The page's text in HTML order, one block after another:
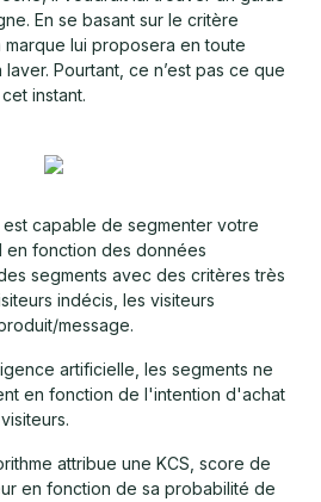
En se basant sur le critère
lui proposera en toute
Pourtant, ce n’est pas ce que
instant.
capable de segmenter votre
en fonction des données
segments avec des critères très
indécis, les visiteurs
message.
artificielle, les segments ne
en fonction de l'intention d'achat
attribue une KCS, score de
en fonction de sa probabilité de